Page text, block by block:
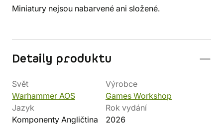
Miniatury nejsou nabarvené ani složené.
Detaily produktu
Svět
Warhammer AOS
Výrobce
Games Workshop
Jazyk
Komponenty Angličtina
Rok vydání
2026